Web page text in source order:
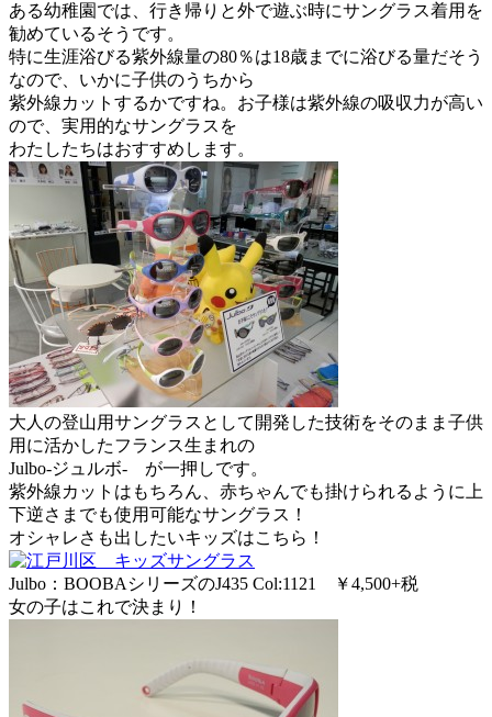
ある幼稚園では、行き帰りと外で遊ぶ時にサングラス着用を
勧めているそうです。
特に生涯浴びる紫外線量の80％は18歳までに浴びる量だそう
なので、いかに子供のうちから
紫外線カットするかですね。お子様は紫外線の吸収力が高い
ので、実用的なサングラスを
わたしたちはおすすめします。
大人の登山用サングラスとして開発した技術をそのまま子供
用に活かしたフランス生まれの
Julbo-ジュルボ- が一押しです。
紫外線カットはもちろん、赤ちゃんでも掛けられるように上
下逆さまでも使用可能なサングラス！
オシャレさも出したいキッズはこちら！
Julbo：BOOBAシリーズのJ435 Col:1121 ￥4,500+税
女の子はこれで決まり！